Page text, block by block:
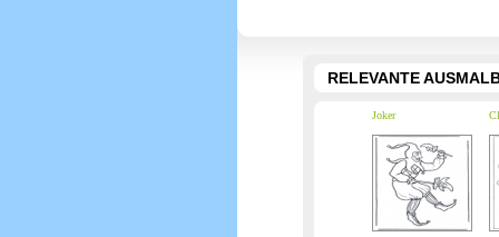
RELEVANTE
Joker